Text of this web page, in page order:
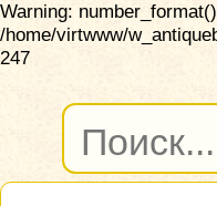
Warning:
/home/virtwww/
247